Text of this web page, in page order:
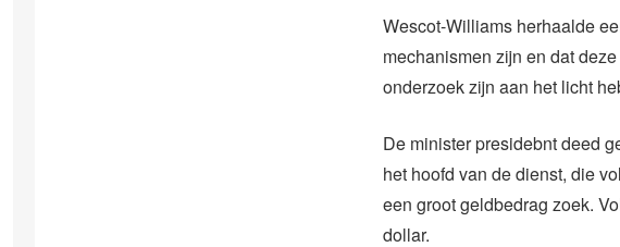
Wescot-Williams herhaalde
mechanismen zijn en dat
onderzoek zijn aan het licht
De minister presidebnt deed
het hoofd van de dienst, die
een groot geldbedrag zoek.
dollar.